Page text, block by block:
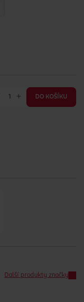
+ DO KOŠÍKU
Další produkty značky